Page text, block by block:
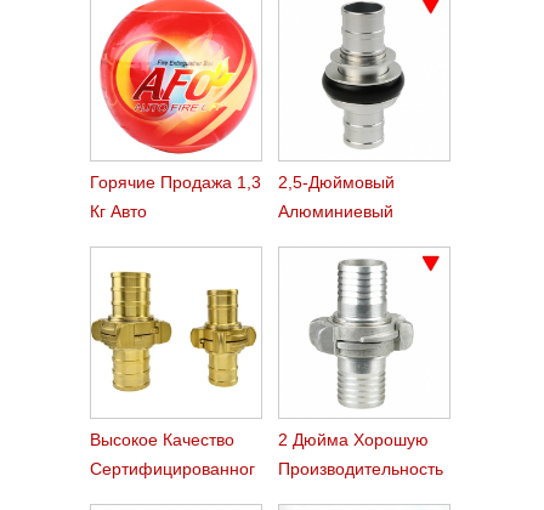
Спринклер
Горячие Продажа 1,3
Кг Авто
2,5-Дюймовый
Алюминиевый
Шланг Сцепления
Высокое Качество
Сертифицированног
2 Дюйма Хорошую
Производительность